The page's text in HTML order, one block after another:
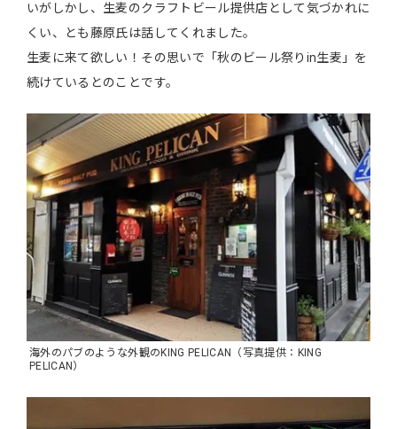
いがしかし、生麦のクラフトビール提供店として気づかれに
くい、とも藤原氏は話してくれました。
生麦に来て欲しい！その思いで「秋のビール祭りin生麦」を
続けているとのことです。
海外のパブのような外観のKING PELICAN（写真提供：KING
PELICAN）